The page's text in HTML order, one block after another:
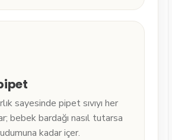
sayesinde pipet sıvıyı her
bebek bardağı nasıl tutarsa
kadar içer.